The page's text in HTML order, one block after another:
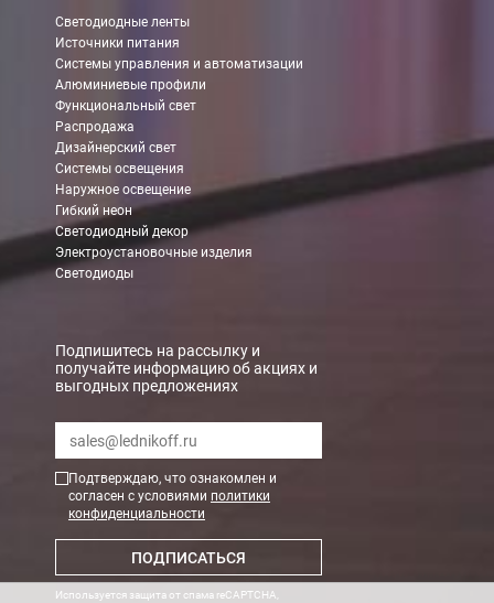
Светодиодные ленты
Источники питания
Системы управления и автоматизации
Алюминиевые профили
Функциональный свет
Распродажа
Дизайнерский свет
Системы освещения
Наружное освещение
Гибкий неон
Светодиодный декор
Электроустановочные изделия
Светодиоды
Подпишитесь на рассылку и
получайте информацию об акциях и
выгодных предложениях
Подтверждаю, что ознакомлен и
согласен с условиями политики
конфиденциальности
ПОДПИСАТЬСЯ
Используется защита от спама reCAPTCHA,